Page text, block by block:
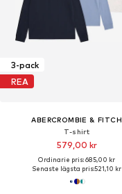
3-pack
REA
ABERCROMBIE & FITCH
T-shirt
579,00 kr
Ordinarie pris: 685,00 kr
Senaste lägsta pris:521,10 kr